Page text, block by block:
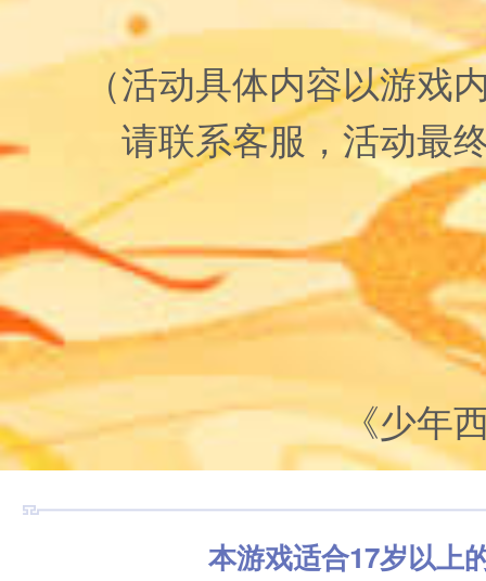
（活动具体内容以游戏
请联系客服，活动最
《少年
本游戏适合17岁以上